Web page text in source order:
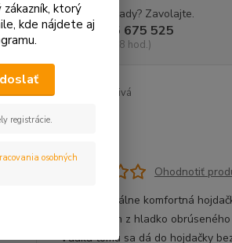
Neviete si rady? Zavolajte.
+421 905 675 525
(Po-Pia, 9-18 hod.)
Toys Hojdačka Macko sivá
Ohodnotiť
Táto maximálne komfortná
masívny rám z hladko
Vďaka tomu sa dá do hojdačky
ktorý
kde nájdete aj
registrácie.
osobných